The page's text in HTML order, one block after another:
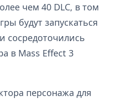
чем 40 DLC, в том
будут запускаться
сосредоточились
в Mass Effect 3
персонажа для